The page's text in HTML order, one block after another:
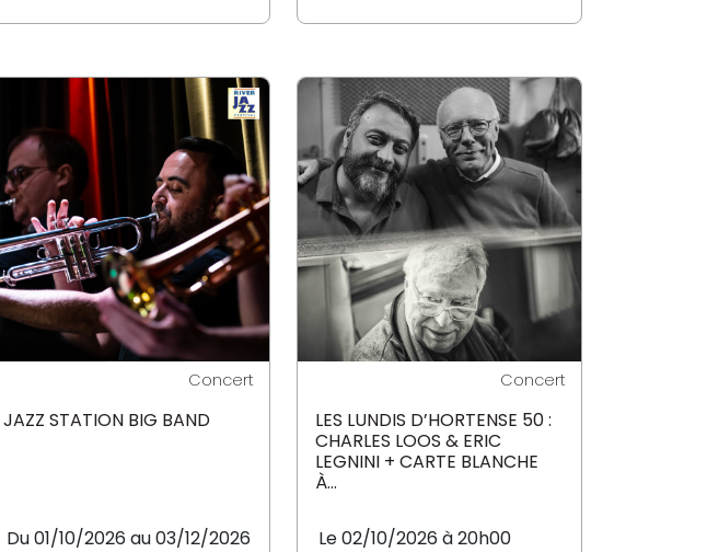
Concert
JAZZ STATION BIG BAND
Du 01/10/2026 au 03/12/2026
Concert
LES LUNDIS D’HORTENSE 50 :
CHARLES LOOS & ERIC
LEGNINI + CARTE BLANCHE
À...
Le 02/10/2026 à 20h00